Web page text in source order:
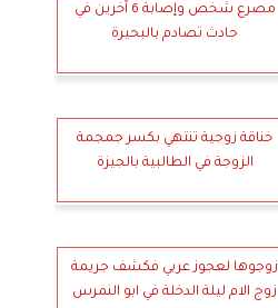
مصرع شخص وإصابة 6 آخرين في
حادث تصادم بالبحيرة
خناقة زوجية تنتهي بكسر جمجمة
الزوجة في الطالبية بالجيزة
زوجوها لعجوز عربي فكشف جريمة
زوج الام ليلة الدخلة في ابو النمرس